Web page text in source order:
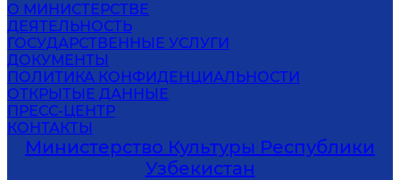
О МИНИСТЕРСТВЕ
ДЕЯТЕЛЬНОСТЬ
ГОСУДАРСТВЕННЫЕ УСЛУГИ
ДОКУМЕНТЫ
ПОЛИТИКА КОНФИДЕНЦИАЛЬНОСТИ
ОТКРЫТЫЕ ДАННЫЕ
ПРЕСС-ЦЕНТР
КОНТАКТЫ
Министерство Культуры Республики
Узбекистан